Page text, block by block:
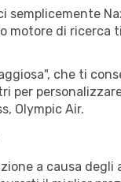
semplicemente
motore di
che ti
Olympic Air.
a causa